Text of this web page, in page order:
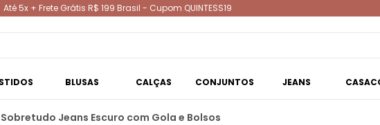
Até 5x + Frete Grátis R$ 199 Brasil - Cupom QUINTESS19
BLUSAS CALÇAS CONJUNTOS JEANS
Jeans Escuro com Gola e Bolsos